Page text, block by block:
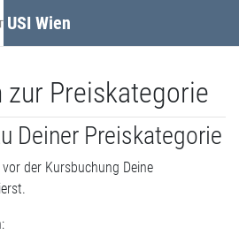
USI Wien
Preiskategorie
Deiner Preiskategorie
der Kursbuchung Deine